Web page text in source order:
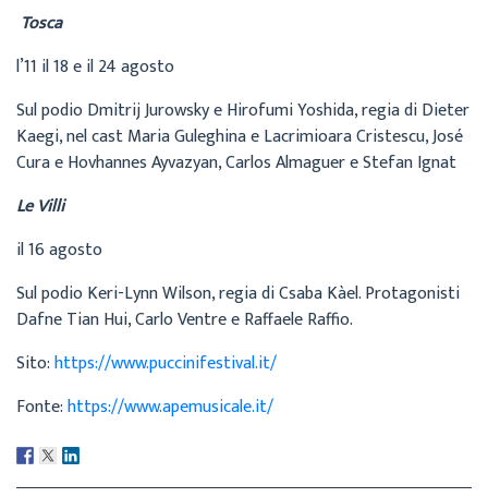
Tosca
l’11 il 18 e il 24 agosto
Sul podio Dmitrij Jurowsky e Hirofumi Yoshida, regia di Dieter
Kaegi, nel cast Maria Guleghina e Lacrimioara Cristescu, José
Cura e Hovhannes Ayvazyan, Carlos Almaguer e Stefan Ignat
Le Villi
il 16 agosto
Sul podio Keri-Lynn Wilson, regia di Csaba Kàel. Protagonisti
Dafne Tian Hui, Carlo Ventre e Raffaele Raffio.
Sito:https://www.puccinifestival.it/
Fonte:https://www.apemusicale.it/